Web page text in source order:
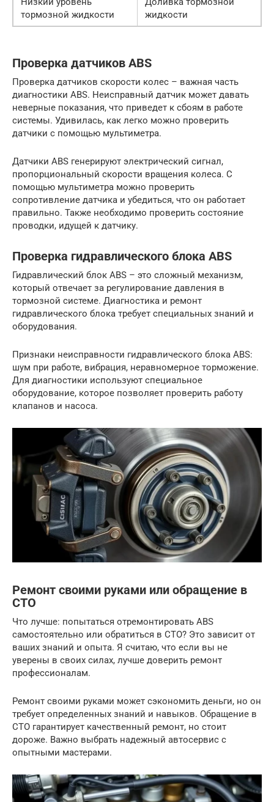
тормозной жидкости
жидкости
Проверка датчиков ABS
Проверка датчиков скорости колес – важная часть
диагностики ABS. Неисправный датчик может давать
неверные показания, что приведет к сбоям в работе
системы. Удивилась, как легко можно проверить
датчики с помощью мультиметра.
Датчики ABS генерируют электрический сигнал,
пропорциональный скорости вращения колеса. С
помощью мультиметра можно проверить
сопротивление датчика и убедиться, что он работает
правильно. Также необходимо проверить состояние
проводки, идущей к датчику.
Проверка гидравлического блока ABS
Гидравлический блок ABS – это сложный механизм,
который отвечает за регулирование давления в
тормозной системе. Диагностика и ремонт
гидравлического блока требует специальных знаний и
оборудования.
Признаки неисправности гидравлического блока ABS:
шум при работе, вибрация, неравномерное торможение.
Для диагностики используют специальное
оборудование, которое позволяет проверить работу
клапанов и насоса.
Ремонт своими руками или обращение в
СТО
Что лучше: попытаться отремонтировать ABS
самостоятельно или обратиться в СТО? Это зависит от
ваших знаний и опыта. Я считаю, что если вы не
уверены в своих силах, лучше доверить ремонт
профессионалам.
Ремонт своими руками может сэкономить деньги, но он
требует определенных знаний и навыков. Обращение в
СТО гарантирует качественный ремонт, но стоит
дороже. Важно выбрать надежный автосервис с
опытными мастерами.